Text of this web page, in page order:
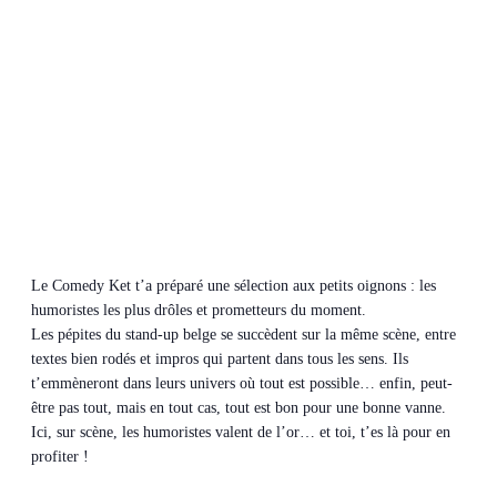
Le Comedy Ket t’a préparé une sélection aux petits oignons : les
humoristes les plus drôles et prometteurs du moment.
Les pépites du stand-up belge se succèdent sur la même scène, entre
textes bien rodés et impros qui partent dans tous les sens. Ils
t’emmèneront dans leurs univers où tout est possible… enfin, peut-
être pas tout, mais en tout cas, tout est bon pour une bonne vanne.
Ici, sur scène, les humoristes valent de l’or… et toi, t’es là pour en
profiter !